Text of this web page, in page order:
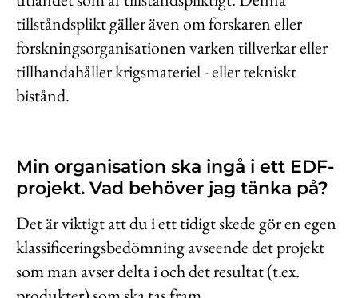
tillståndsplikt gäller även om forskaren eller
forskningsorganisationen varken tillverkar eller
tillhandahåller krigsmateriel - eller tekniskt
bistånd.
Min organisation ska ingå i ett EDF-
projekt. Vad behöver jag tänka på?
Det är viktigt att du i ett tidigt skede gör en egen
klassificeringsbedömning avseende det projekt
som man avser delta i och det resultat (t.ex.